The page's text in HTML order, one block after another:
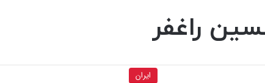
راغفر
ایران